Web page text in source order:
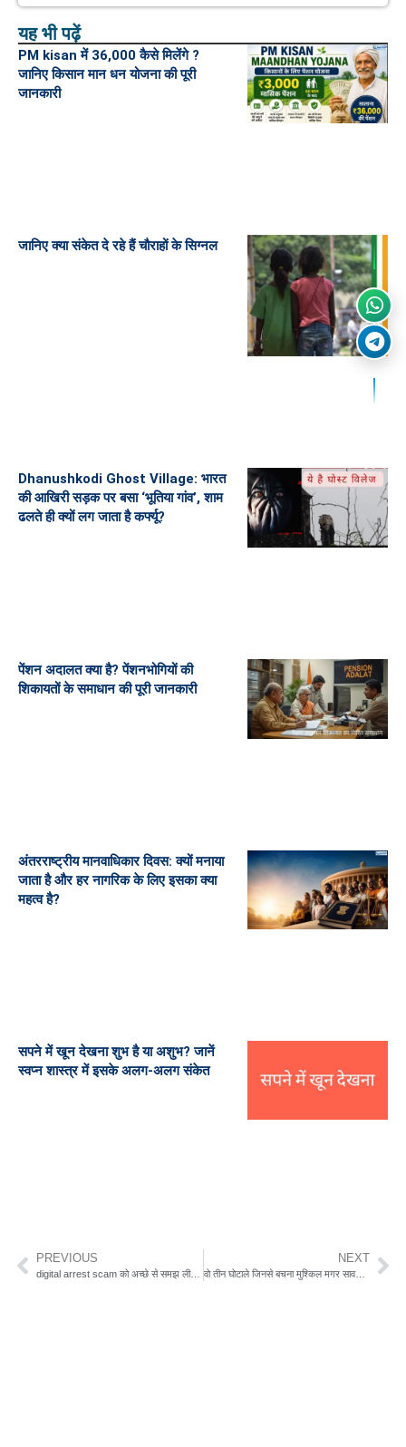
यह भी पढ़ें
PM kisan में 36,000 कैसे मिलेंगे ?
जानिए किसान मान धन योजना की पूरी
जानकारी
जानिए क्या संकेत दे रहे हैं चौराहों के सिग्नल
Dhanushkodi Ghost Village: भारत
की आखिरी सड़क पर बसा ‘भूतिया गांव’, शाम
ढलते ही क्यों लग जाता है कर्फ्यू?
पेंशन अदालत क्या है? पेंशनभोगियों की
शिकायतों के समाधान की पूरी जानकारी
अंतरराष्ट्रीय मानवाधिकार दिवस: क्यों मनाया
जाता है और हर नागरिक के लिए इसका क्या
महत्व है?
सपने में खून देखना शुभ है या अशुभ? जानें
स्वप्न शास्त्र में इसके अलग-अलग संकेत
PREVIOUS
digital arrest scam को अच्छे से समझ लीजिए, सुरक्षित रहेंगे आप
NEXT
वो तीन घोटाले जिनसे बचना मुश्किल मगर सावधान रहना जरुरी